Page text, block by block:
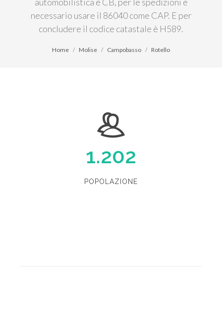
necessario usare il 86040 come CAP. E per
concludere il codice catastale è H589.
Home Molise Campobasso Rotello
1.202
POPOLAZIONE